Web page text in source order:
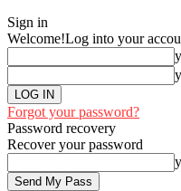
Sign in
Welcome!Log into your
Forgot your password?
Password recovery
Recover your password